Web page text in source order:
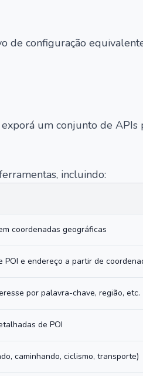
de configuração
um conjunto de APIs
incluindo:
coordenadas geográficas
POI e endereço a partir de
por palavra-chave, região, etc.
de POI
caminhando, ciclismo, transporte)